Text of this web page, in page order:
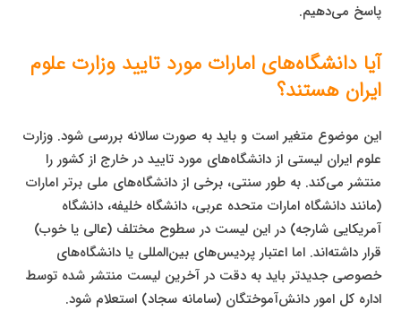
پاسخ می‌دهیم.
آیا دانشگاه‌های امارات مورد تایید وزارت علوم
ایران هستند؟
این موضوع متغیر است و باید به صورت سالانه بررسی شود. وزارت
علوم ایران لیستی از دانشگاه‌های مورد تایید در خارج از کشور را
منتشر می‌کند. به طور سنتی، برخی از دانشگاه‌های ملی برتر امارات
(مانند دانشگاه امارات متحده عربی، دانشگاه خلیفه، دانشگاه
آمریکایی شارجه) در این لیست در سطوح مختلف (عالی یا خوب)
قرار داشته‌اند. اما اعتبار پردیس‌های بین‌المللی یا دانشگاه‌های
خصوصی جدیدتر باید به دقت در آخرین لیست منتشر شده توسط
اداره کل امور دانش‌آموختگان (سامانه سجاد) استعلام شود.